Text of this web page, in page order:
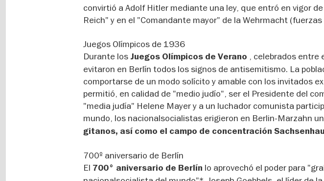
convirtió a Adolf Hitler mediante una ley, que entró en vigor
Reich" y en el "Comandante mayor" de la Wehrmacht
Juegos Olímpicos de 1936
Durante los Juegos Olímpicos de Verano , celebrados entre
evitaron en Berlín todos los signos de antisemitismo. La
comportarse de un modo solícito y amable con los invitados
permitió, en calidad de "medio judío", ser el Presidente del
"media judía" Helene Mayer y a un luchador comunista
mundo, los nacionalsocialistas erigieron en Berlin-Marzahn un
gitanos, así como el campo de concentración
700º aniversario de Berlín
El 700° aniversario de Berlín lo aprovechó el poder para